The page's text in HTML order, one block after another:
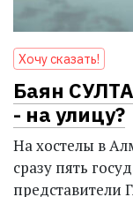
Хочу сказать!
Баян
- на улицу?
На хостелы в
сразу пять
представители